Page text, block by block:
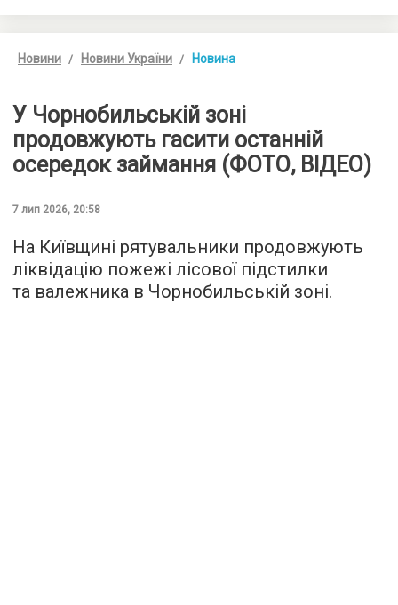
Новини Новини України Новина
У Чорнобильській зоні
продовжують гасити останній
осередок займання (ФОТО, ВІДЕО)
7 лип 2026, 20:58
На Київщині рятувальники продовжують
ліквідацію пожежі лісової підстилки
та валежника в Чорнобильській зоні.